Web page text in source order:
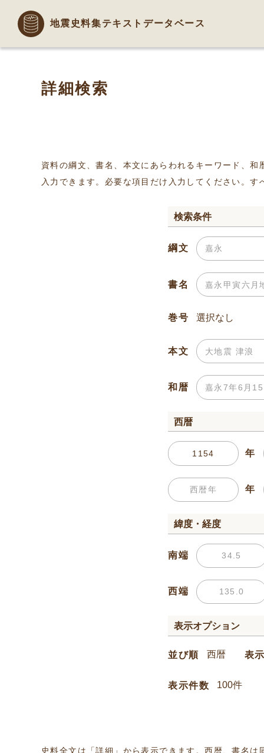
地震史料集テキストデータベース
詳細検索
資料の綱文、書名、本文にあらわれるキーワード、
入力できます。必要な項目だけ入力してください。
検索条件
綱文
書名
巻号
本文
和暦
西暦
年
年
緯度・経度
南端
西端
表示オプション
並び順 表
表示件数
史料全文は「詳細」から表示できます。西暦、書名